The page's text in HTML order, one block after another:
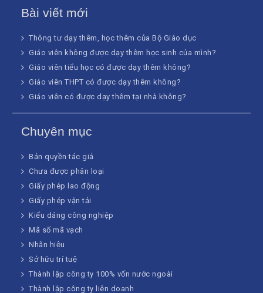
Bài viết mới
Thông tư dạy thêm, học thêm của Bộ Giáo dục
Giáo viên không được dạy thêm học sinh của mình?
Giáo viên tiểu học có được dạy thêm không?
Giáo viên THPT có được dạy thêm không?
Giáo viên có được dạy thêm tại nhà không?
Chuyên mục
Bản quyền tác giả
Chưa được phân loại
Giấy phép lao động
Giấy phép vận tải
Kiểu dáng công nghiệp
Mã số mã vạch
Nhãn hiệu
Sở hữu trí tuệ
Thành lập công ty 100% vốn nước ngoài
Thành lập công ty liên doanh